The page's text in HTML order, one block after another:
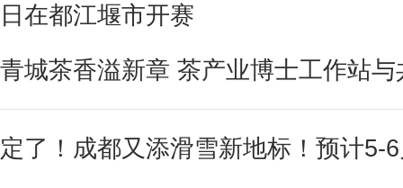
日在都江堰市开赛
青城茶香溢新章 茶产业博士工作站
定了！成都又添滑雪新地标！预计5-